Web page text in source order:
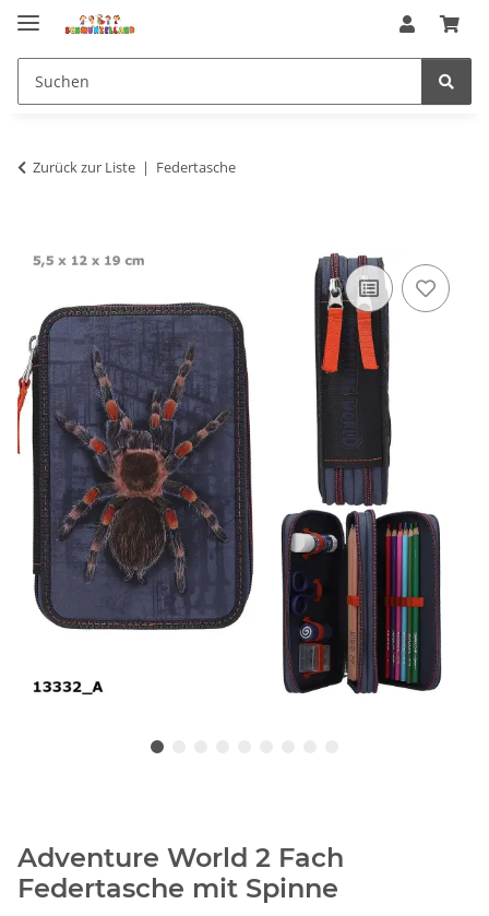
Zurück zur Liste Federtasche
Adventure World 2 Fach
Federtasche mit Spinne